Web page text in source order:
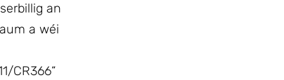
an
a wéi
CR366“